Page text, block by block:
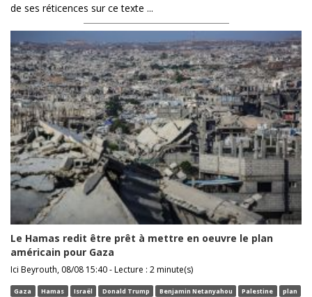
de ses réticences sur ce texte ...
Le Hamas redit être prêt à mettre en oeuvre le plan
américain pour Gaza
Ici Beyrouth, 08/08 15:40 - Lecture : 2 minute(s)
Gaza Hamas Israël Donald Trump Benjamin Netanyahou Palestine
plan